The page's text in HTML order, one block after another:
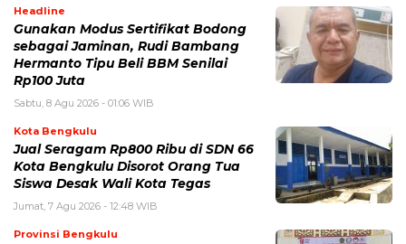
Headline
Gunakan Modus Sertifikat Bodong
sebagai Jaminan, Rudi Bambang
Hermanto Tipu Beli BBM Senilai
Rp100 Juta
Sabtu, 8 Agu 2026 - 01:06 WIB
Kota Bengkulu
Jual Seragam Rp800 Ribu di SDN 66
Kota Bengkulu Disorot Orang Tua
Siswa Desak Wali Kota Tegas
Jumat, 7 Agu 2026 - 12:48 WIB
Provinsi Bengkulu